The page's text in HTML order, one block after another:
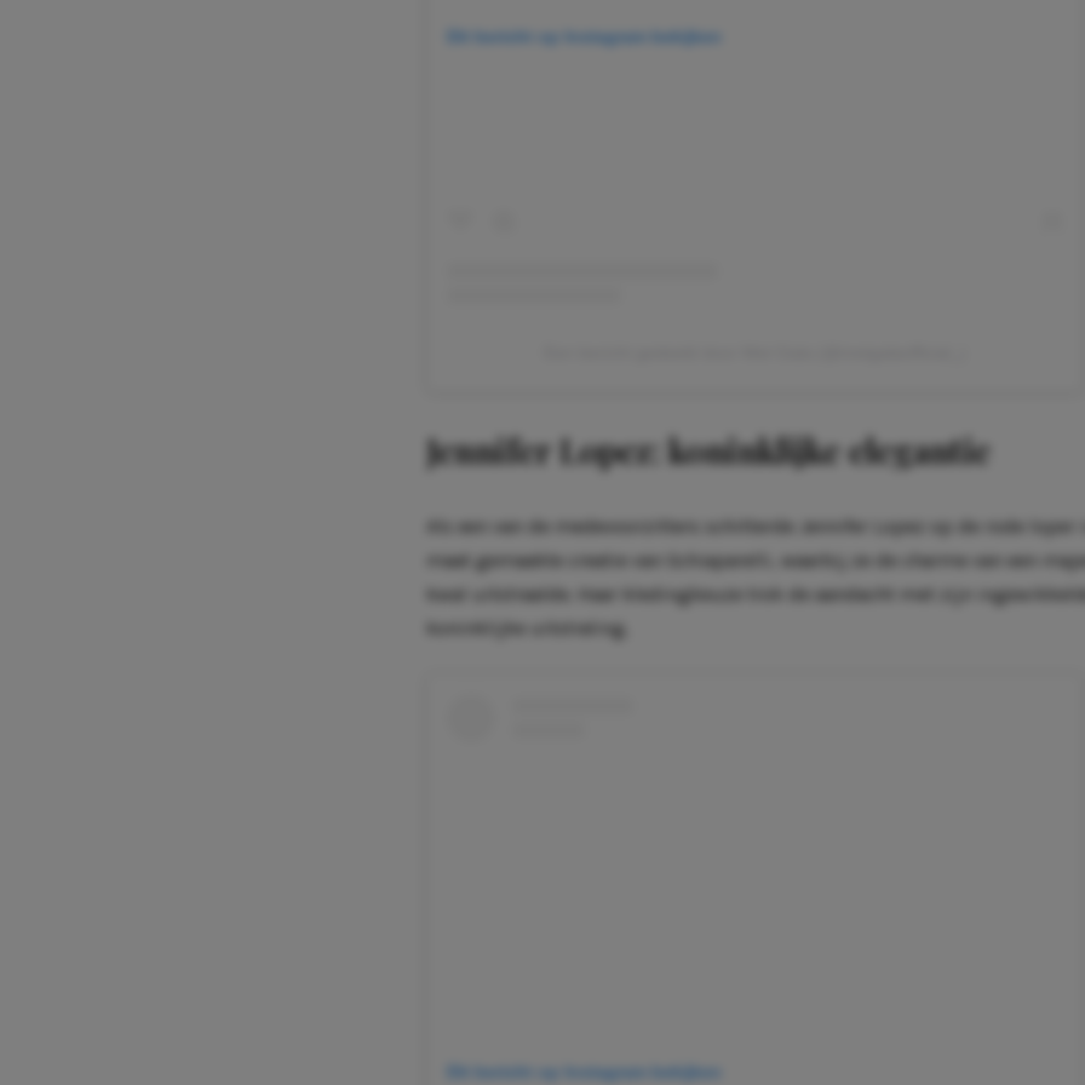
Dit bericht op Instagram bekijken
Jennifer Lopez: koninklijke elegantie
maat gemaakte creatie van Schiaparelli, waarbij ze de charme van een
kwal uitstraalde. Haar kledingkeuze trok de aandacht met zijn
koninklijke uitstraling.
Dit bericht op Instagram bekijken